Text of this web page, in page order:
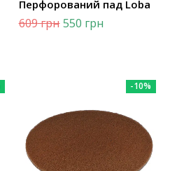
Перфорований пад Loba
609грн 550 грн
-10%